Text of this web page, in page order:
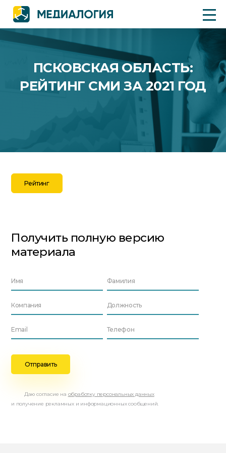
ПСКОВСКАЯ ОБЛАСТЬ:
РЕЙТИНГ СМИ ЗА 2021 ГОД
Рейтинг
Получить полную версию
материала
Даю согласие на обработку персональных данных
и получение рекламных и информационных сообщений.